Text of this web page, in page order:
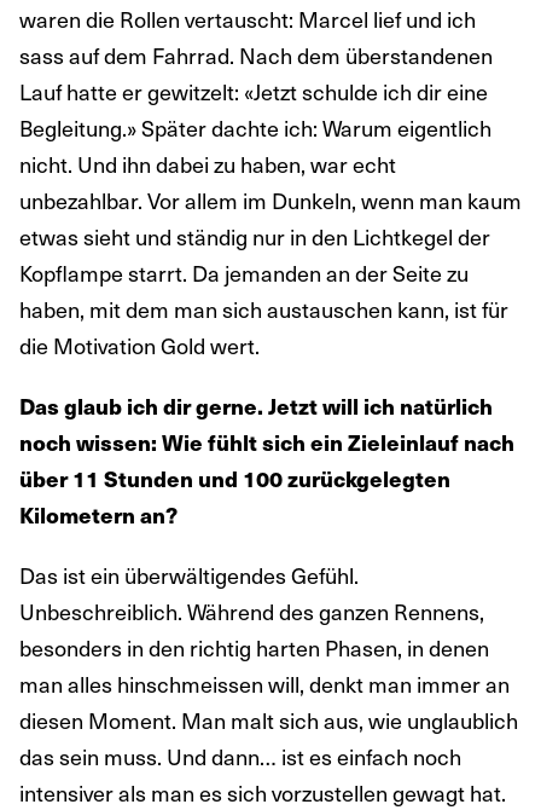
waren die Rollen vertauscht: Marcel lief und ich
sass auf dem Fahrrad. Nach dem überstandenen
Lauf hatte er gewitzelt: «Jetzt schulde ich dir eine
Begleitung.» Später dachte ich: Warum eigentlich
nicht. Und ihn dabei zu haben, war echt
unbezahlbar. Vor allem im Dunkeln, wenn man kaum
etwas sieht und ständig nur in den Lichtkegel der
Kopflampe starrt. Da jemanden an der Seite zu
haben, mit dem man sich austauschen kann, ist für
die Motivation Gold wert.
Das glaub ich dir gerne. Jetzt will ich natürlich
noch wissen: Wie fühlt sich ein Zieleinlauf nach
über 11 Stunden und 100 zurückgelegten
Kilometern an?
Das ist ein überwältigendes Gefühl.
Unbeschreiblich. Während des ganzen Rennens,
besonders in den richtig harten Phasen, in denen
man alles hinschmeissen will, denkt man immer an
diesen Moment. Man malt sich aus, wie unglaublich
das sein muss. Und dann… ist es einfach noch
intensiver als man es sich vorzustellen gewagt hat.